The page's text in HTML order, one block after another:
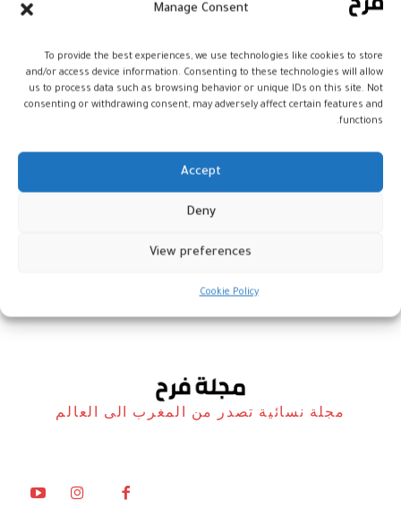
Manage Consent
To provide the best experiences, we use technologies like cookies to store
and/or access device information. Consenting to these technologies will allow
us to process data such as browsing behavior or unique IDs on this site. Not
consenting or withdrawing consent, may adversely affect certain features and
functions.
Accept
Deny
View preferences
Cookie Policy
ندوة فكرية في مهرجان تطوان
مجلة نسائية تصدر من المغرب الى العالم